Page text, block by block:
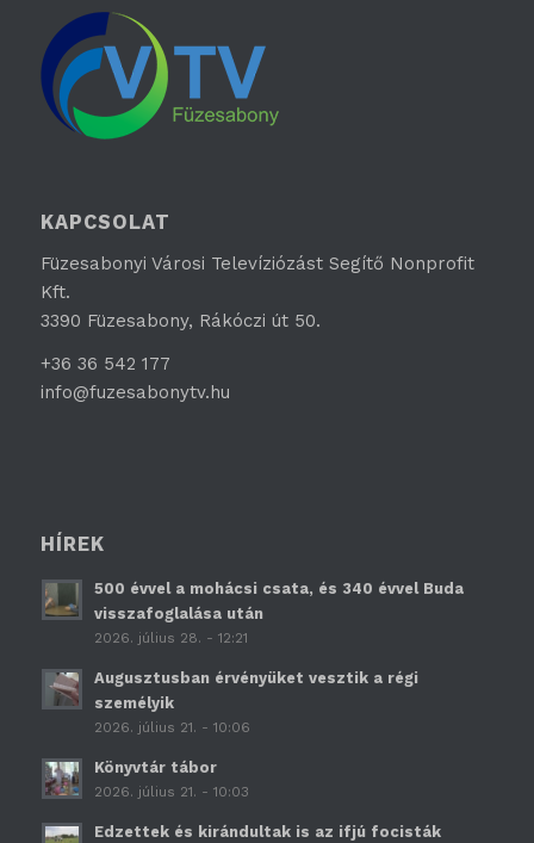
KAPCSOLAT
Füzesabonyi Városi Televíziózást Segítő Nonprofit
Kft.
3390 Füzesabony, Rákóczi út 50.
+36 36 542 177
info@fuzesabonytv.hu
HÍREK
500 évvel a mohácsi csata, és 340 évvel Buda
visszafoglalása után
2026. július 28. - 12:21
Augusztusban érvényüket vesztik a régi
személyik
2026. július 21. - 10:06
Könyvtár tábor
2026. július 21. - 10:03
Edzettek és kirándultak is az ifjú focisták